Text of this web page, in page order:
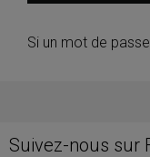
Si un mot de passe
Suivez-nous sur